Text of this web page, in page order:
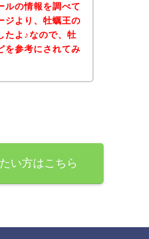
ルの情報を調べて
ジより、牡蠣王の
たよ♪なので、牡
を参考にされてみ
い方はこちら